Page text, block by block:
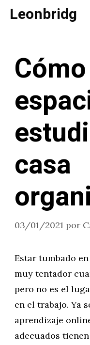
SaltarLeonbridg
casa
03/01/2021 por
Estar tumbado
muy tentador
pero no es el
en el trabajo. Ya
aprendizaje
adecuados